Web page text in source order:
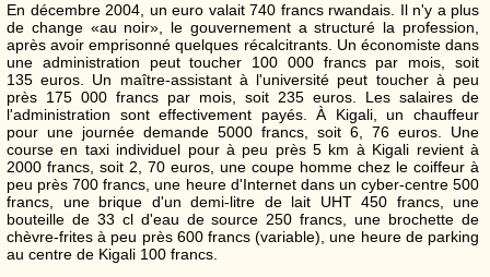
En décembre 2004, un euro valait 740 francs rwandais. Il n'y a plus
de change «au noir», le gouvernement a structuré la profession,
après avoir emprisonné quelques récalcitrants. Un économiste dans
une administration peut toucher 100 000 francs par mois, soit
135 euros. Un maître-assistant à l'université peut toucher à peu
près 175 000 francs par mois, soit 235 euros. Les salaires de
l'administration sont effectivement payés. À Kigali, un chauffeur
pour une journée demande 5000 francs, soit 6, 76 euros. Une
course en taxi individuel pour à peu près5 km à Kigali revient à
2000 francs, soit 2, 70 euros, une coupe homme chez le coiffeur à
peu près 700 francs, une heure d'Internet dans un cyber-centre 500
francs, une brique d'un demi-litre de lait UHT 450 francs, une
bouteille de 33 cl d'eau de source 250 francs, une brochette de
chèvre-frites à peu près 600 francs (variable), une heure de parking
au centre de Kigali 100 francs.